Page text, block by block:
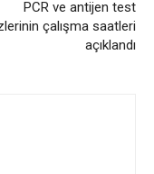
PCR ve antijen test
çalışma saatleri
açıklandı